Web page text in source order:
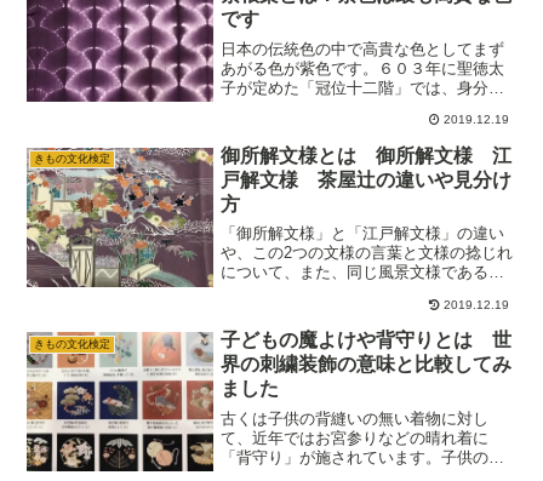
です
日本の伝統色の中で高貴な色としてまず
あがる色が紫色です。６０３年に聖徳太
子が定めた「冠位十二階」では、身分階
階」には、五行五色説や非五行五色説な
どあるようですが、紫色は江戸時代から
最も徳のある色といわれているようで
す。今回は日本の伝統色の中でも、最も
徳のある色である紫色染料の「紫根・紫
根染」についてまとめてみました。
2019.12.19
きもの文化検定
御所解文様とは 御所解文様 江
戸解文様 茶屋辻の違いや見分け
方
「御所解文様」と「江戸解文様」の違い
や、この2つの文様の言葉と文様の捻じれ
について、また、同じ風景文様である
ました。「御所解文様」は、現在の女性
にとって雅やかなイメージの世界を感じ
ることが出来る魅力的な文様です。
2019.12.19
きもの文化検定
子どもの魔よけや背守りとは 世
界の刺繍装飾の意味と比較してみ
ました
古くは子供の背縫いの無い着物に対し
て、近年ではお宮参りなどの晴れ着に
「背守り」が施されています。子供の着